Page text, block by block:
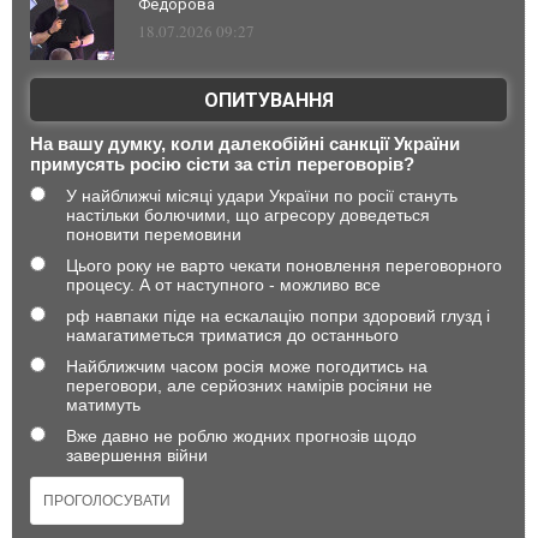
Федорова
18.07.2026 09:27
ОПИТУВАННЯ
На вашу думку, коли далекобійні санкції України
примусять росію сісти за стіл переговорів?
У найближчі місяці удари України по росії стануть
настільки болючими, що агресору доведеться
поновити перемовини
Цього року не варто чекати поновлення переговорного
процесу. А от наступного - можливо все
рф навпаки піде на ескалацію попри здоровий глузд і
намагатиметься триматися до останнього
Найближчим часом росія може погодитись на
переговори, але серйозних намірів росіяни не
матимуть
Вже давно не роблю жодних прогнозів щодо
завершення війни